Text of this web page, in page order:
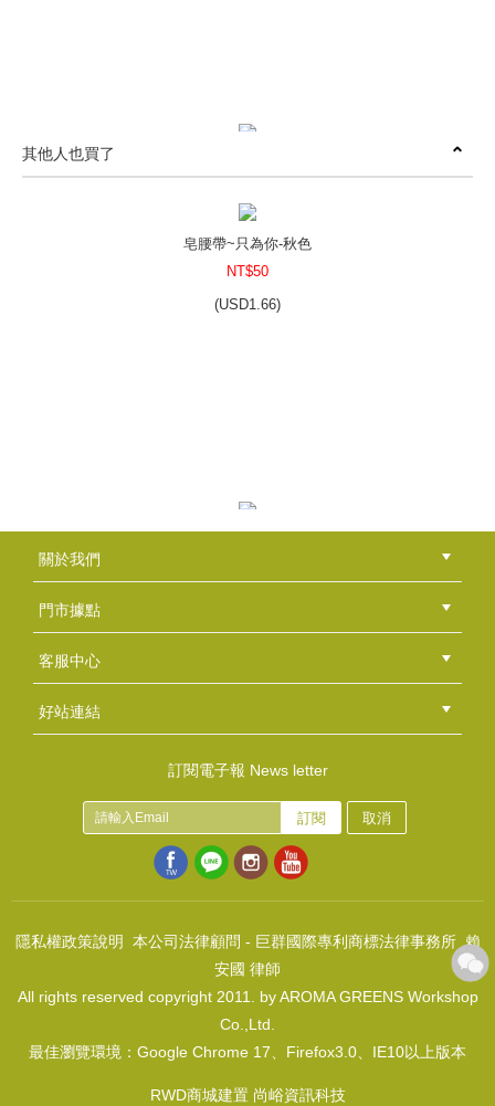
USD2.66)
皂彩紙~生日快樂-黃
皂彩紙~生日快樂-橘
NT$50
其他人也買了
皂腰帶~只為你-秋色
NT$50
(USD1.66)
NT$230
(USD7.64)
關於我們
公司簡介
品牌故事
最新消息
隱私權聲明
版權聲明
門市據點
總部
北區
中區
南區
東區
海外
客服中心
會員等級
購物流程
訂單查詢
常見問題
海外訂購流程
連絡我們
下載專區
紅利點數
好站連結
訂閱電子報 News letter
訂閱 取消
隱私權政策說明 本公司法律顧問 - 巨群國際專利商標法律事務所 賴
安國 律師
All rights reserved copyright 2011. by AROMA GREENS Workshop
Co.,Ltd.
最佳瀏覽環境：Google Chrome 17、Firefox3.0、IE10以上版本
RWD商城建置 尚峪資訊科技